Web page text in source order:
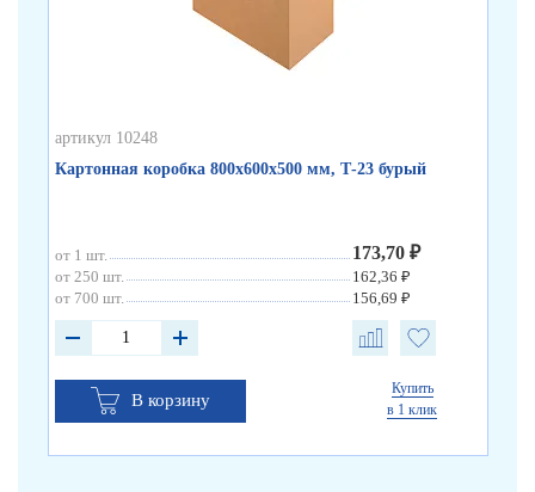
артикул 10248
Картонная коробка 800х600х500 мм, Т-23 бурый
от 1 шт. 173,70 ₽
от 250 шт.
162,36 ₽
от 700 шт.
156,69 ₽
В корзину
Купить
в 1 клик